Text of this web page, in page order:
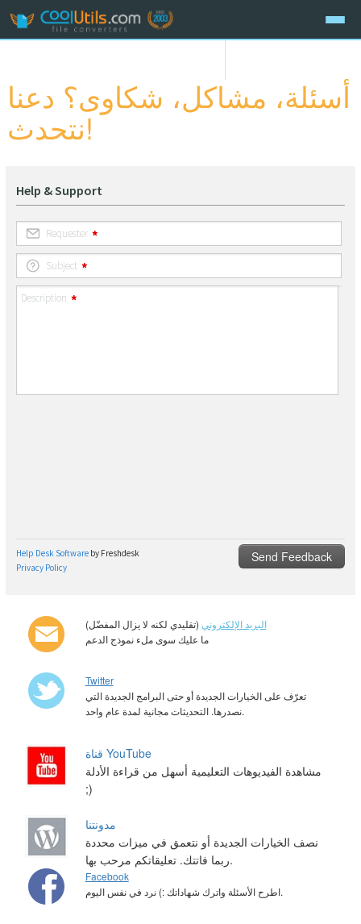
أسئلة، مشاكل، شكاوى؟ دعنا
نتحدث!
البريد الإلكتروني (تقليدي لكنه لا يزال المفضّل)
ما عليك سوى ملء نموذج الدعم
Twitter
تعرّف على الخيارات الجديدة أو حتى البرامج الجديدة التي
نصدرها. التحديثات مجانية لمدة عام واحد.
قناة YouTube
مشاهدة الفيديوهات التعليمية أسهل من قراءة الأدلة
;)
مدونتنا
نصف الخيارات الجديدة أو نتعمق في ميزات محددة
ربما فاتتك. تعليقاتكم مرحب بها.
Facebook
اطرح الأسئلة واترك شهاداتك :) نرد في نفس اليوم.